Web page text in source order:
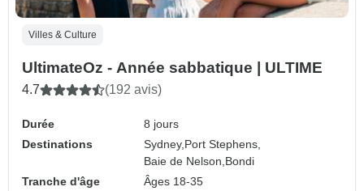
Villes & Culture
UltimateOz - Année sabbatique | ULTIME
4.7 (192 avis)
Durée
8 jours
Destinations
Sydney, Port Stephens,
Baie de Nelson, Bondi
Tranche d'âge
Âges 18-35